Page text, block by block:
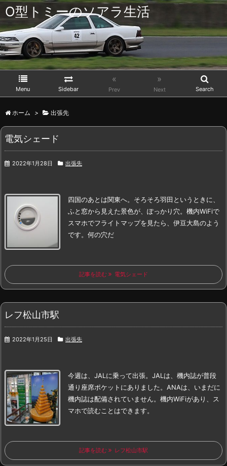
O型トミーのソアラ生活
Menu Sidebar
«
Prev
»
Next Search
ホーム > 出張先
電気シェード
2022年1月28日 出張先
四国のあとは関東へ。 そろそろ羽田というときに、
ふと窓から見えた景色が、 ぽっかり穴。 機内WiFiで
スマホでフライトマップを見たら、伊豆大島のよう
です。 何の穴だ
記事を読む 電気シェード
レフ松山市駅
2022年1月25日 出張先
今週は、JALに乗って出張。 JALは、機内誌が普段
通り座席ポケットにありました。 ANAは、いまだに
機内誌は配備されていません。 機内WiFiがあり、ス
マホで読むことはできます。
記事を読む レフ松山市駅